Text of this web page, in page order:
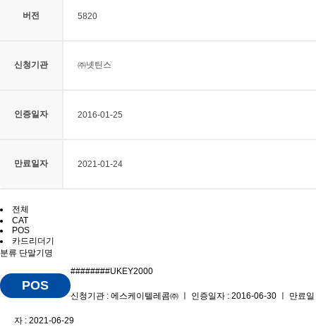
버전 5820
신청기관 ㈜넷틴스
인증일자 2016-01-25
만료일자 2021-01-24
전체
CAT
POS
카드리더기
분류 단말기명
POS
########UKEY2000
신청기관 : 에스케이텔레콤㈜ ㅣ 인증일자 : 2016-06-30 ㅣ 만료일
자 : 2021-06-29